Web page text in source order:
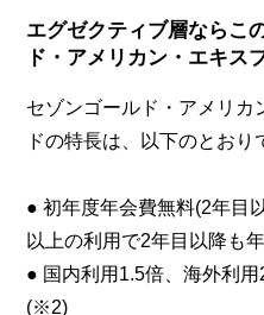
エグゼクティブ層ならこ
ド・アメリカン・エキス
セゾンゴールド・アメリカ
ドの特長は、以下のとおり
● 初年度年会費無料(2年目
以上の利用で2年目以降も
● 国内利用1.5倍、海外利
(※2)